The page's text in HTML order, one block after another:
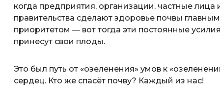
когда предприятия, организации, частные лица
правительства сделают здоровье почвы главным
приоритетом — вот тогда эти постоянные
принесут свои плоды.
Это был путь от «озеленения» умов к
сердец. Кто же спасёт почву? Каждый из нас!